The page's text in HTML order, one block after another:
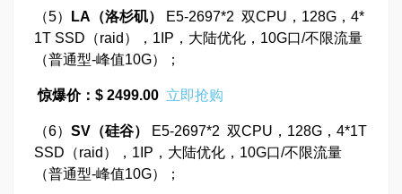
（5） LA （洛杉矶）
E5-2697*2 双CPU，128G，4*
1T SSD（raid），1IP，大陆优化，10G口/不限流量
（普通型-峰值10G）；
惊爆价：$ 2499.00 立即抢购
（6） SV （硅谷）
E5-2697*2 双CPU，128G，4*1T
SSD（raid），1IP，大陆优化，10G口/不限流量
（普通型-峰值10G）；